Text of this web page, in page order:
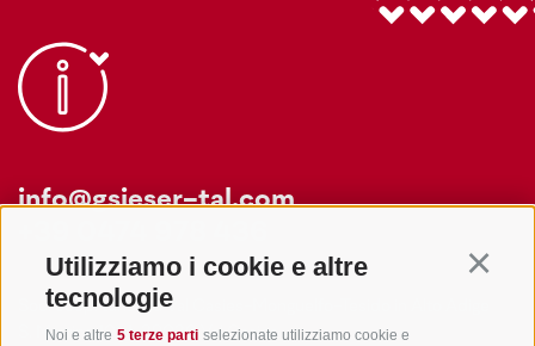
Utilizziamo i cookie e altre
tecnologie
Noi e altre 5 terze parti selezionate utilizziamo cookie e
info@gsieser-tal.com
Soc. coop. turistica Val Casies-Monguelfo-Tesido in Alto Adige
S. Martino 10a I-39030 Val Casies